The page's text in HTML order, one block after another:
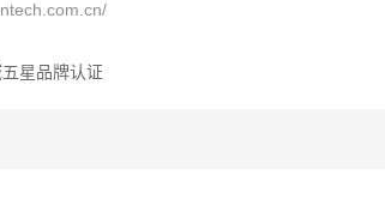
星品牌认证